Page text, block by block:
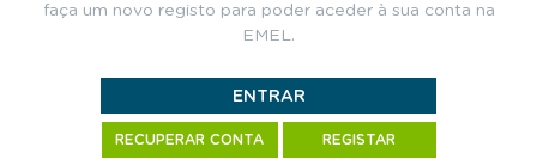
faça um novo registo para poder aceder à sua conta na
EMEL.
RECUPERAR CONTA REGISTAR